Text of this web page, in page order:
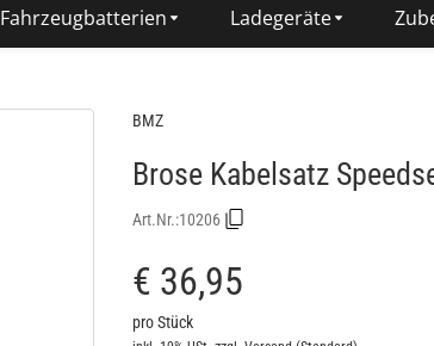
Fahrzeugbatterien Ladegeräte
BMZ
Brose Kabelsatz
Art.Nr.:10206
€ 36,95
pro Stück